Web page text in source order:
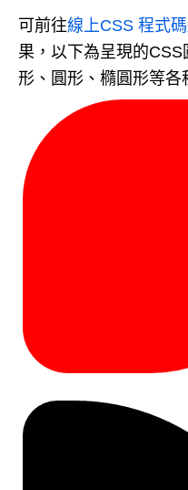
可前往線上CSS 程式
果，以下為呈現的
形、圓形、橢圓形等各